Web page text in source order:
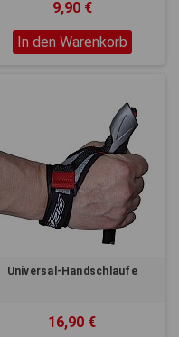
9,90 €
In den Warenkorb
Universal-Handschlaufe
16,90 €